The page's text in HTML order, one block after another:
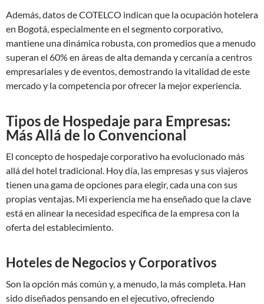
Además, datos de COTELCO indican que la ocupación hotelera
en Bogotá, especialmente en el segmento corporativo,
mantiene una dinámica robusta, con promedios que a menudo
superan el 60% en áreas de alta demanda y cercanía a centros
empresariales y de eventos, demostrando la vitalidad de este
mercado y la competencia por ofrecer la mejor experiencia.
Tipos de Hospedaje para Empresas:
Más Allá de lo Convencional
El concepto de hospedaje corporativo ha evolucionado más
allá del hotel tradicional. Hoy día, las empresas y sus viajeros
tienen una gama de opciones para elegir, cada una con sus
propias ventajas. Mi experiencia me ha enseñado que la clave
está en alinear la necesidad específica de la empresa con la
oferta del establecimiento.
Hoteles de Negocios y Corporativos
Son la opción más común y, a menudo, la más completa. Han
sido diseñados pensando en el ejecutivo, ofreciendo